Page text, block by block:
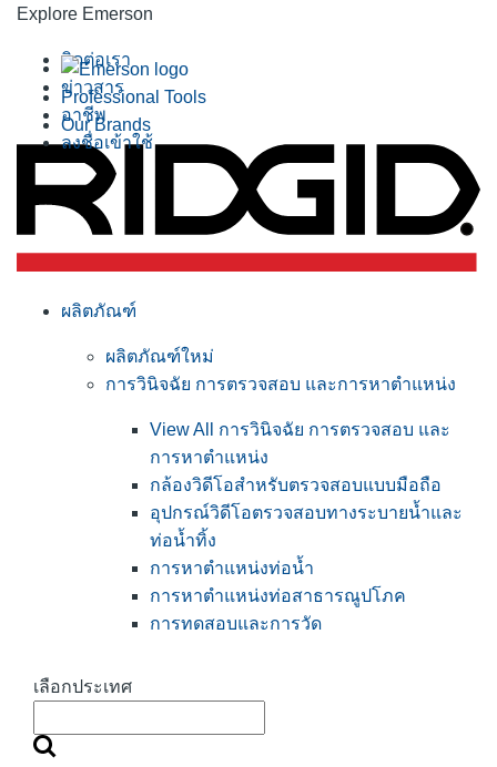
Explore Emerson
Professional Tools
Our Brands
ติดต่อเรา
ข่าวสาร
อาชีพ
ลงชื่อเข้าใช้
เลือกประเทศ
ผลิตภัณฑ์
ผลิตภัณฑ์ใหม่
การวินิจฉัย การตรวจสอบ และการหาตำแหน่ง
View All การวินิจฉัย การตรวจสอบ และ
การหาตำแหน่ง
กล้องวิดีโอสำหรับตรวจสอบแบบมือถือ
อุปกรณ์วิดีโอตรวจสอบทางระบายน้ำและ
ท่อน้ำทิ้ง
การหาตำแหน่งท่อน้ำ
การหาตำแหน่งท่อสาธารณูปโภค
การทดสอบและการวัด